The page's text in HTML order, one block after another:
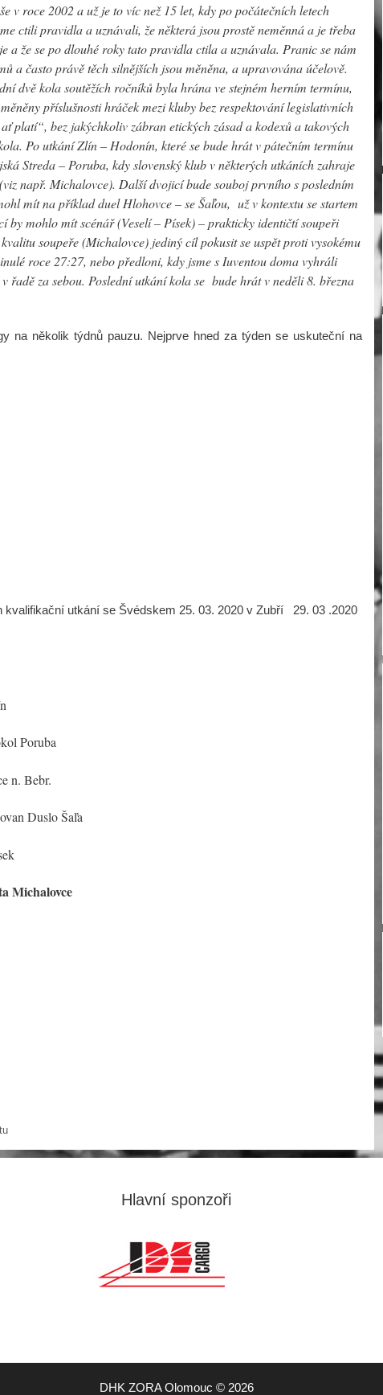
v roce 2002 a už je to víc než 15 let, kdy po počátečních letech
ctili pravidla a uznávali, že některá jsou prostě neměnná a je třeba
že se po dlouhé roky tato pravidla ctila a uznávala. Pranic se nám
a často právě těch silnějších jsou měněna, a upravována účelově.
dvě kola soutěžích ročníků byla hrána ve stejném herním termínu,
příslušnosti hráček mezi kluby bez respektování legislativních
platí“, bez jakýchkoliv zábran etických zásad a kodexů a takových
Po utkání Zlín – Hodonín, které se bude hrát v pátečním termínu
Streda – Poruba, kdy slovenský klub v některých utkáních zahraje
např. Michalovce). Další dvojicí bude souboj prvního s posledním
mít na příklad duel Hlohovce – se Šaľou, už v kontextu se startem
by mohlo mít scénář (Veselí – Písek) – prakticky identičtí soupeři
soupeře (Michalovce) jediný cíl pokusit se uspět proti vysokému
roce 27:27, nebo předloni, kdy jsme s Iuventou doma vyhráli
za sebou. Poslední utkání kola se bude hrát v neděli 8. března
na několik týdnů pauzu. Nejprve hned za týden se uskuteční na
utkání se Švédskem 25. 03. 2020 v Zubří 29. 03 .2020
Poruba
n. Bebr.
Duslo Šaľa
Michalovce
Hlavní sponzoři
DHK ZORA Olomouc © 2026